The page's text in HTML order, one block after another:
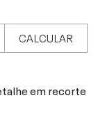
CALCULAR
em recorte